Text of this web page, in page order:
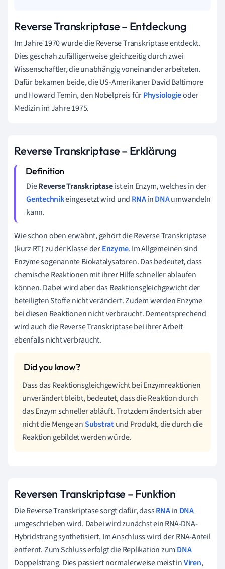
Reverse Transkriptase – Entdeckung
Im Jahre 1970 wurde die Reverse Transkriptase entdeckt.
Dies geschah zufälligerweise gleichzeitig durch zwei
Wissenschaftler, die unabhängig voneinander arbeiteten.
Dafür bekamen beide, die US-Amerikaner David Baltimore
und Howard Temin, den Nobelpreis fürPhysiologieoder
Medizin im Jahre 1975.
Reverse Transkriptase – Erklärung
DieReverse Transkriptaseist ein Enzym, welches in der
Gentechnikeingesetzt wird und RNAinDNAumwandeln
kann.
Wie schon oben erwähnt, gehört die Reverse Transkriptase
(kurz RT) zu der Klasse derEnzyme. Im Allgemeinen sind
Enzyme sogenannte Biokatalysatoren. Das bedeutet, dass
chemische Reaktionen mit ihrer Hilfe schneller ablaufen
können. Dabei wird aber das Reaktionsgleichgewicht der
beteiligten Stoffe nicht verändert. Zudem werden Enzyme
bei diesen Reaktionen nicht verbraucht. Dementsprechend
wird auch die Reverse Transkriptase bei ihrer Arbeit
ebenfalls nicht verbraucht.
Dass das Reaktionsgleichgewicht bei Enzymreaktionen
unverändert bleibt, bedeutet, dass die Reaktion durch
das Enzym schneller abläuft. Trotzdem ändert sich aber
nicht die Menge anSubstratund Produkt, die durch die
Reaktion gebildet werden würde.
Reversen Transkriptase – Funktion
Die Reverse Transkriptase sorgt dafür, dassRNAin DNA
umgeschrieben wird. Dabei wird zunächst ein RNA-DNA-
Hybridstrang synthetisiert. Im Anschluss wird der RNA-Anteil
entfernt. Zum Schluss erfolgt die Replikation zum DNA
Doppelstrang. Dies passiert normalerweise meist inViren,